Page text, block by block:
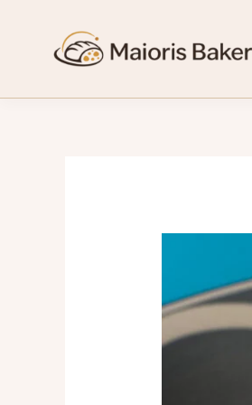
contenido